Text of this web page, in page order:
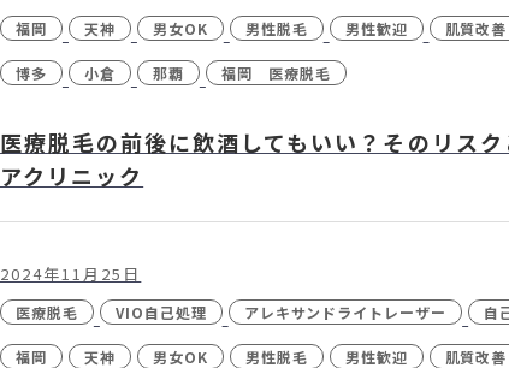
福岡 天神 男女OK 男性脱毛 男性歓迎 肌質改善
博多 小倉 那覇 福岡 医療脱毛
医療脱毛の前後に飲酒してもいい？そのリス
アクリニック
2024年11月25日
医療脱毛 VIO自己処理 アレキサンドライトレーザー 自
福岡 天神 男女OK 男性脱毛 男性歓迎 肌質改善